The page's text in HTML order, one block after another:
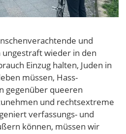
und
ungestraft wieder in den
Einzug halten, Juden in
müssen, Hass-
gegenüber queeren
und rechtsextreme
verfassungs- und
können, müssen wir